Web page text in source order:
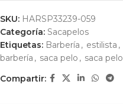
SKU: HARSP33239-059
Categoría: Sacapelos
Etiquetas: Barbería , estilista ,
barbería , saca pelo , saca
Compartir: